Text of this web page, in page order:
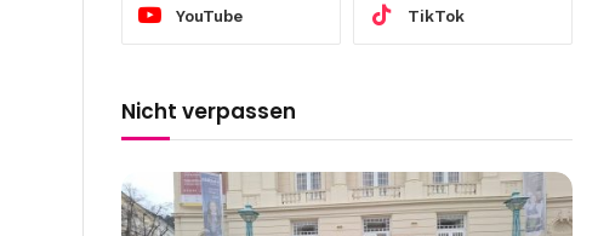
YouTube TikTok
Nicht verpassen